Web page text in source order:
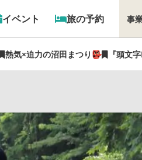
イベント 旅の予約
熱気×迫力の沼田まつり👺 『頭文
事